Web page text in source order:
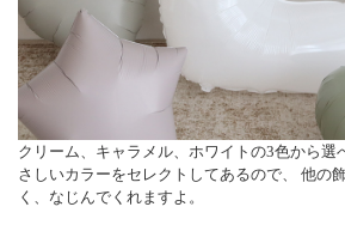
クリーム、キャラメル、ホワイトの3色から
さしいカラーをセレクトしてあるので、 他の
く、なじんでくれますよ。